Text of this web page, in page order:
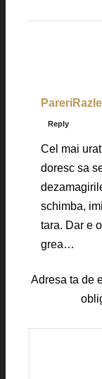
Reply
Cel mai
doresc sa
schimba,
tara. Dar e
grea…
Adresa ta de